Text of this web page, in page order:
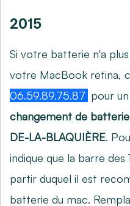
2015
Si votre batterie n'a
votre MacBook retina,
06.59.89.75.87 pour
changement de
DE-LA-BLAQUIÈRE.
indique que la barre
partir duquel il est
batterie du mac.